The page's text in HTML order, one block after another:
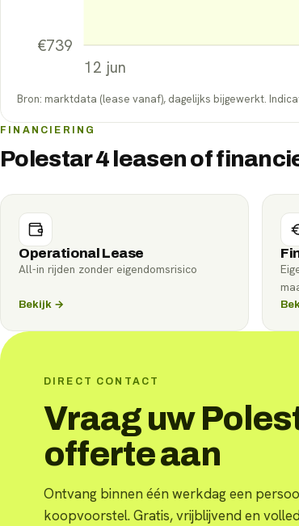
€739
12 jun
Bron: marktdata (lease vanaf), dagelijks bijgewerkt.
FINANCIERING
Polestar 4 leasen of
Operational Lease
All-in rijden zonder eigendomsrisico
Bekijk →
DIRECT CONTACT
Vraag uw
offerte aan
Ontvang binnen één werkdag een
koopvoorstel. Gratis, vrijblijvend en